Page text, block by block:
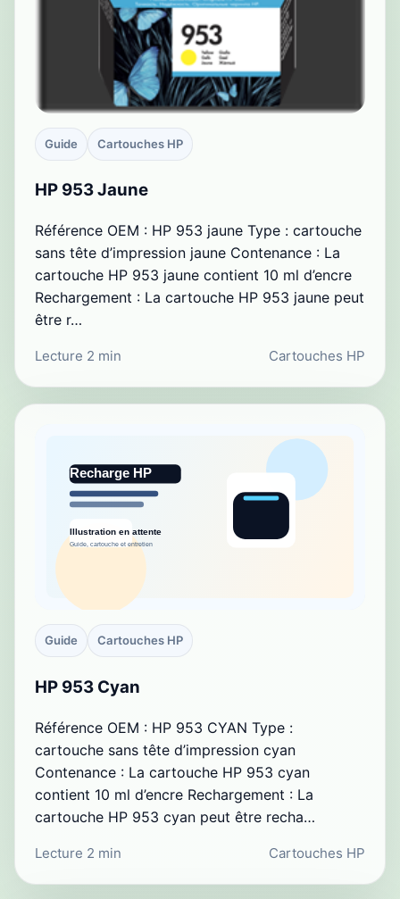
Guide Cartouches HP
HP 953 Jaune
Référence OEM : HP 953 jaune Type : cartouche
sans tête d’impression jaune Contenance : La
cartouche HP 953 jaune contient 10 ml d’encre
Rechargement : La cartouche HP 953 jaune peut
être r…
Lecture 2 min Cartouches HP
Guide Cartouches HP
HP 953 Cyan
Référence OEM : HP 953 CYAN Type :
cartouche sans tête d’impression cyan
Contenance : La cartouche HP 953 cyan
contient 10 ml d’encre Rechargement : La
cartouche HP 953 cyan peut être recha…
Lecture 2 min Cartouches HP